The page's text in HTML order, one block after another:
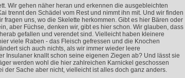
Wir gehen näher heran und erkennen die ausgebleichten
trennt den Schädel vom Rest und nimmt ihn mit. Und wir finden
fragen uns, wo die Skelette herkommen. Gibt es hier Bären oder
aber Füchse, denken wir, gibt es hier schon. Wir glauben, dass
gefallen und verendet sind. Vielleicht haben kleinere
viele Raben - das Fleisch gefressen und die Knochen
sich auch nichts, als wir immer wieder leere
Insulaner knallt schon seine eigenen Ziegen ab? Und lässt sie
werden wohl die hier zahlreichen Karnickel geschossen
der Sache aber nicht, vielleicht ist alles doch ganz anders.